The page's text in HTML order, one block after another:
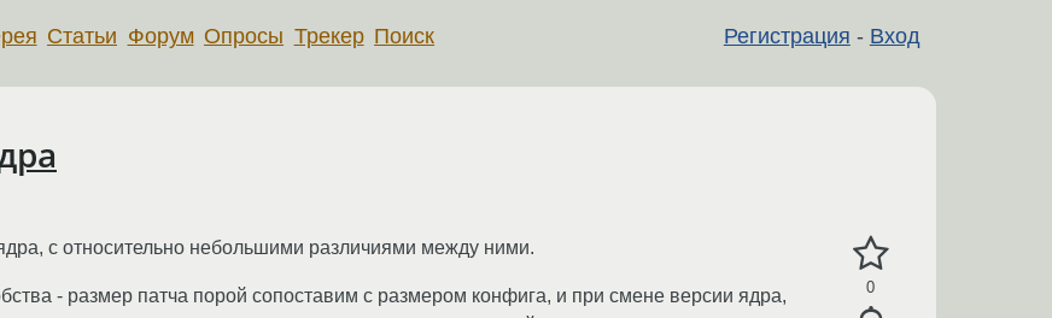
Регистрация - Вход
Статьи Форум Опросы Трекер Поиск
0
с относительно небольшими различиями между ними.
- размер патча порой сопоставим с размером конфига, и при смене версии ядра,